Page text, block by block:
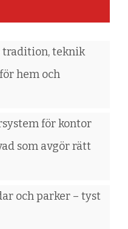
tradition, teknik
hem och
för kontor
som avgör rätt
och parker – tyst